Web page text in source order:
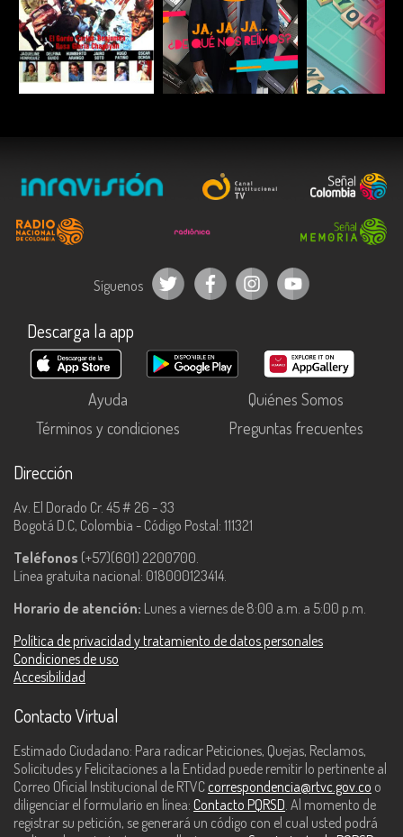
ESCUCHAR ESCUCHAR
Síguenos
Descarga la app
Ayuda
Quiénes Somos
Términos y condiciones
Preguntas frecuentes
Dirección
Av. El Dorado Cr. 45 # 26 - 33
Bogotá D.C, Colombia - Código Postal: 111321
Teléfonos (+57)(601) 2200700.
Línea gratuita nacional: 018000123414.
Horario de atención: Lunes a viernes de 8:00 a.m. a 5:00 p.m.
Política de privacidad y tratamiento de datos personales
Condiciones de uso
Accesibilidad
Contacto Virtual
Estimado Ciudadano: Para radicar Peticiones, Quejas, Reclamos,
Solicitudes y Felicitaciones a la Entidad puede remitir lo pertinente al
Correo Oficial Institucional de RTVC correspondencia@rtvc.gov.co o
diligenciar el formulario en línea: Contacto PQRSD. Al momento de
registrar su petición, se generará un código con el cual usted podrá